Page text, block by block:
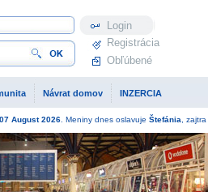
Návrat domov INZERCIA
Profil
Registrácia
Obľúbené
07 August2026. Meniny dnes oslavuje Štefánia , zajtra